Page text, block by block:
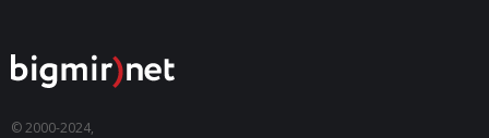
© 2000-2024,